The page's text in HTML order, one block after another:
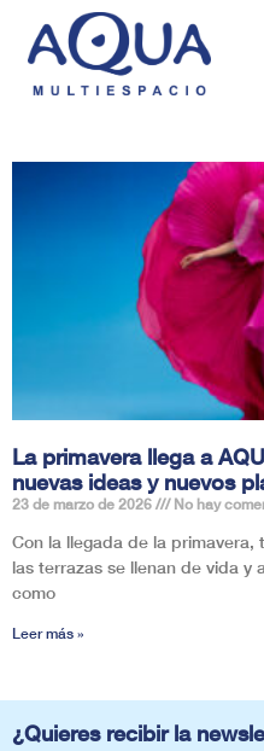
La primavera llega a
nuevas ideas y nuevos
23 de marzo de 2026 No hay
Con la llegada de la primavera,
las terrazas se llenan de vida y
como
Leer más »
¿Quieres recibir la